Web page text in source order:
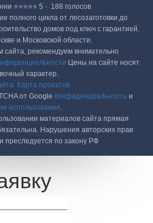
⭐⭐⭐⭐⭐ 5 · ‎ 188 голосов
полного цикла от лесозаготовки до
домов под ключ с гарантией.
и Московской области.
сайта, рекомендуем внимательно
Цены на сайте носят
характер.
Карта проектов
от Google конфиденциальностьи
использования.
материалов сайта прямая
Нарушения авторских прав
преследуется по закону РФ